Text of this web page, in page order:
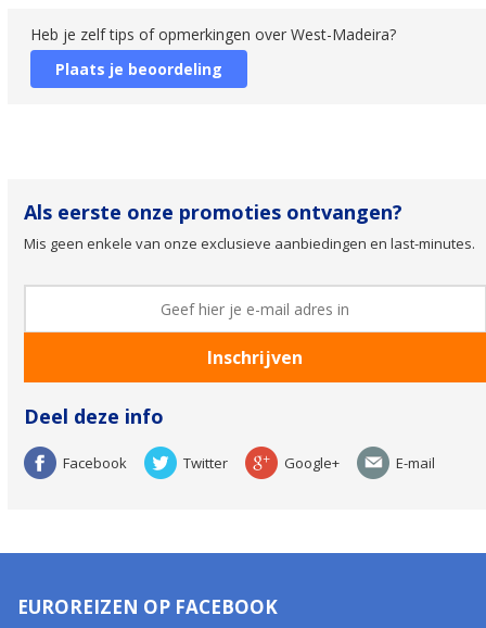
Heb je zelf tips of opmerkingen over West-Madeira?
Plaats je beoordeling
Als eerste onze promoties ontvangen?
Mis geen enkele van onze exclusieve aanbiedingen en last-minutes.
Deel deze info
Facebook Twitter Google+ E-mail
EUROREIZEN OP FACEBOOK